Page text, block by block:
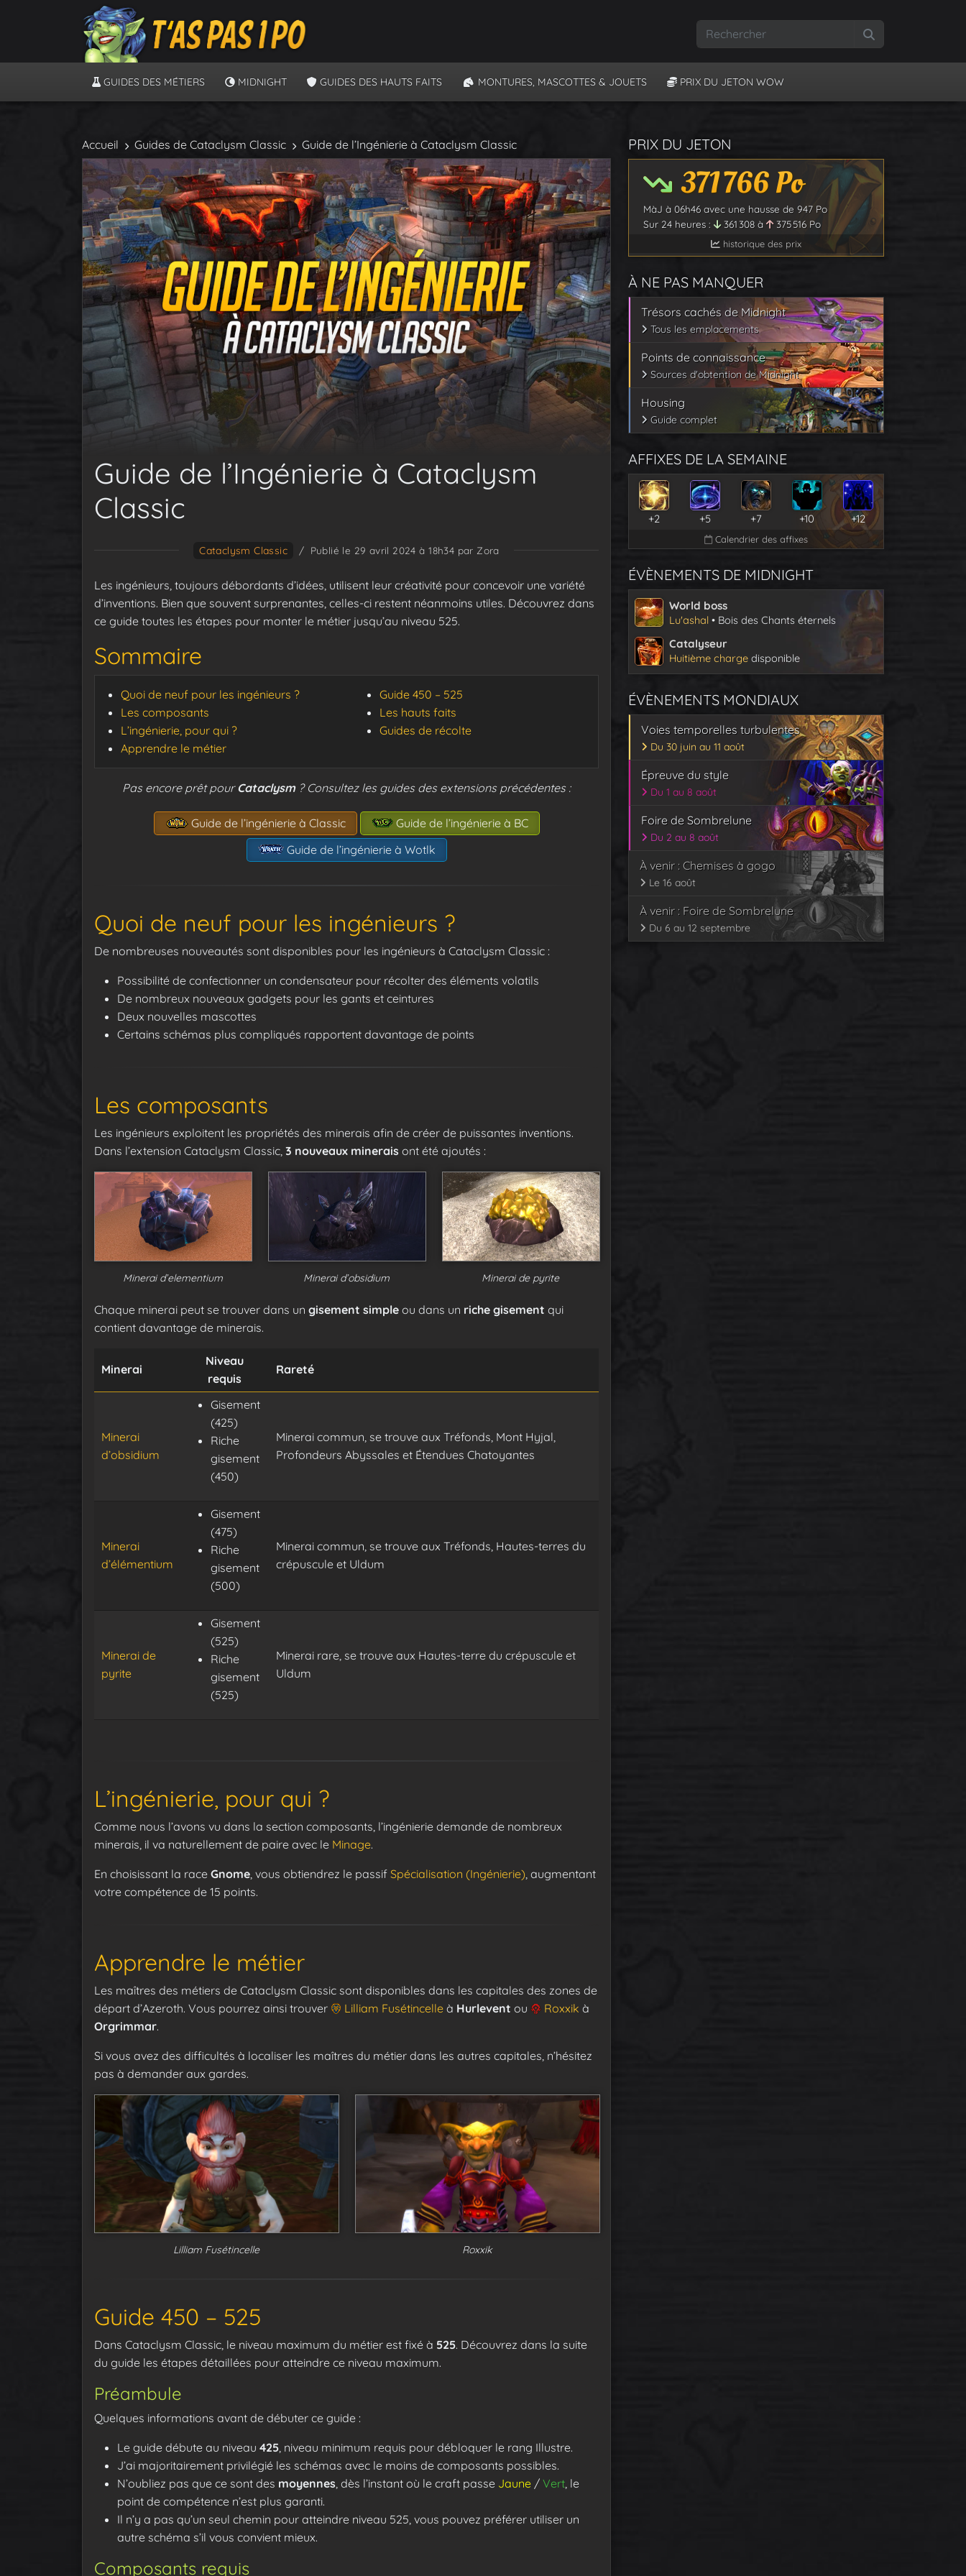
GUIDES DES MÉTIERS MIDNIGHT GUIDES DES HAUTS FAITS MONTURES, MASCOTTES & JOUETS PRIX DU JETON WOW
Accueil Guides de Cataclysm Classic Guide de l’Ingénierie à Cataclysm Classic
Guide de l’Ingénierie à Cataclysm
Classic
Cataclysm Classic / Publié le 29 avril 2024 à 18h34 par Zora
Les ingénieurs, toujours débordants d’idées, utilisent leur créativité pour concevoir une variété
d’inventions. Bien que souvent surprenantes, celles-ci restent néanmoins utiles. Découvrez dans
ce guide toutes les étapes pour monter le métier jusqu’au niveau 525.
Sommaire
Quoi de neuf pour les ingénieurs ?
Les composants
L’ingénierie, pour qui ?
Apprendre le métier
Guide 450 – 525
Les hauts faits
Guides de récolte
Pas encore prêt pourCataclysm? Consultez les guides des extensions précédentes :
Guide de l’ingénierie à Classic
Guide de l’ingénierie à BC
Guide de l’ingénierie à Wotlk
Quoi de neuf pour les ingénieurs ?
De nombreuses nouveautés sont disponibles pour les ingénieurs à Cataclysm Classic :
Possibilité de confectionner un condensateur pour récolter des éléments volatils
De nombreux nouveaux gadgets pour les gants et ceintures
Deux nouvelles mascottes
Certains schémas plus compliqués rapportent davantage de points
Les composants
Les ingénieurs exploitent les propriétés des minerais afin de créer de puissantes inventions.
Dans l’extension Cataclysm Classic, 3 nouveaux minerais ont été ajoutés :
Minerai d’elementium Minerai d’obsidium Minerai de pyrite
Chaque minerai peut se trouver dans un gisement simple ou dans un riche gisement qui
contient davantage de minerais.
Minerai
Niveau
requis
Rareté
Minerai
d’obsidium
Gisement
(425)
Riche
gisement
(450)
Minerai commun, se trouve aux Tréfonds, Mont Hyjal,
Profondeurs Abyssales et Étendues Chatoyantes
Minerai
d’élémentium
Gisement
(475)
Riche
gisement
(500)
Minerai commun, se trouve aux Tréfonds, Hautes-terres du
crépuscule et Uldum
Minerai de
pyrite
Gisement
(525)
Riche
gisement
(525)
Minerai rare, se trouve aux Hautes-terre du crépuscule et
Uldum
L’ingénierie, pour qui ?
Comme nous l’avons vu dans la section composants, l’ingénierie demande de nombreux
minerais, il va naturellement de paire avec le Minage.
En choisissant la race Gnome , vous obtiendrez le passif Spécialisation (Ingénierie) , augmentant
votre compétence de 15 points.
Apprendre le métier
Les maîtres des métiers de Cataclysm Classic sont disponibles dans les capitales des zones de
départ d’Azeroth. Vous pourrez ainsi trouver
Lilliam Fusétincelle à Hurlevent ou Roxxik à
Orgrimmar.
Si vous avez des difficultés à localiser les maîtres du métier dans les autres capitales, n’hésitez
pas à demander aux gardes.
Lilliam Fusétincelle Roxxik
Guide 450 – 525
Dans Cataclysm Classic, le niveau maximum du métier est fixé à 525. Découvrez dans la suite
du guide les étapes détaillées pour atteindre ce niveau maximum.
Préambule
Quelques informations avant de débuter ce guide :
Le guide débute au niveau 425 , niveau minimum requis pour débloquer le rang Illustre.
J’ai majoritairement privilégié les schémas avec le moins de composants possibles.
N’oubliez pas que ce sont des moyennes , dès l’instant où le craft passe Jaune / Vert , le
point de compétence n’est plus garanti.
Il n’y a pas qu’un seul chemin pour atteindre niveau 525, vous pouvez préférer utiliser un
autre schéma s’il vous convient mieux.
Composants requis
PRIX DU JETON
371 766Po
MàJ à 06h46 avec une hausse de 947 Po
Sur 24 heures :
361 308 à 375 516 Po
historique des prix
À NE PAS MANQUER
Trésors cachés de Midnight
Tous les emplacements
Points de connaissance
Sources d'obtention de Midnight
Housing
Guide complet
AFFIXES DE LA SEMAINE
+2 +5 +7 +10 +12
Calendrier des affixes
ÉVÈNEMENTS DE MIDNIGHT
World boss
Lu'ashal • Bois des Chants éternels
Catalyseur
Huitième charge disponible
ÉVÈNEMENTS MONDIAUX
Voies temporelles turbulentes
Du 30 juin au 11 août
Épreuve du style
Du 1 au 8 août
Foire de Sombrelune
Du 2 au 8 août
À venir : Chemises à gogo
Le 16 août
À venir : Foire de Sombrelune
Du 6 au 12 septembre